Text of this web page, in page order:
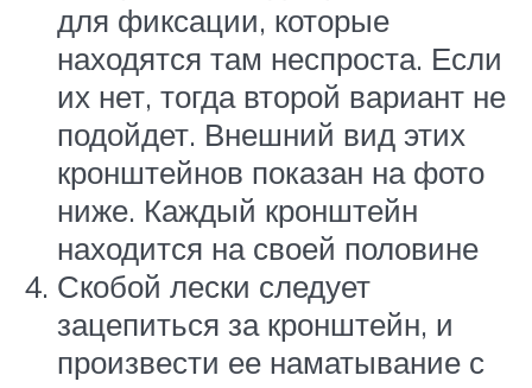
для фиксации, которые
находятся там неспроста. Если
их нет, тогда второй вариант не
подойдет. Внешний вид этих
кронштейнов показан на фото
ниже. Каждый кронштейн
находится на своей половине
Скобой лески следует
зацепиться за кронштейн, и
произвести ее наматывание с